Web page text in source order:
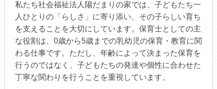
私たち社会福祉法人陽だまりの家では、子どもたち一
人ひとりの「らしさ」に寄り添い、その子らしい育ち
を支えることを大切にしています。保育士としての主
な役割は、0歳から5歳までの乳幼児の保育・教育に関
わる仕事です。ただし、年齢によって決まった保育を
行うのではなく、子どもたちの発達や個性に合わせた
丁寧な関わりを行うことを重視しています。